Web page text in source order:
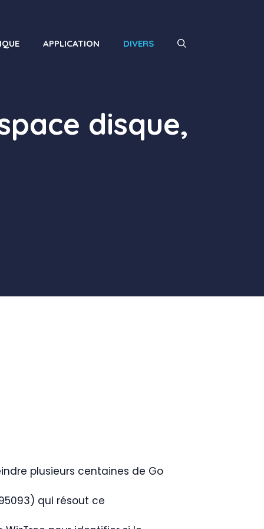
APPLICATION DIVERS
disque,
plusieurs centaines de Go
qui résout ce